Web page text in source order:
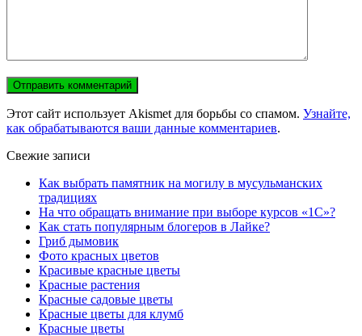
Этот сайт использует Akismet для борьбы со спамом. Узнайте,
как обрабатываются ваши данные комментариев.
Свежие записи
Как выбрать памятник на могилу в мусульманских
традициях
На что обращать внимание при выборе курсов «1С»?
Как стать популярным блогеров в Лайке?
Гриб дымовик
Фото красных цветов
Красивые красные цветы
Красные растения
Красные садовые цветы
Красные цветы для клумб
Красные цветы